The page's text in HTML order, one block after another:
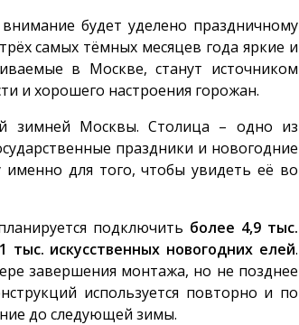
будет уделено праздничному
самых тёмных месяцев года яркие и
в Москве, станут источником
и хорошего настроения горожан.
зимней Москвы. Столица – одно из
праздники и новогодние
для того, чтобы увидеть её во
подключить более 4,9 тыс.
тыс. искусственных новогодних елей.
завершения монтажа, но не позднее
используется повторно и по
до следующей зимы.